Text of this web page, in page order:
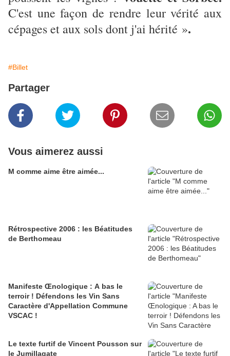
C'est une façon de rendre leur vérité aux
cépages et aux sols dont j'ai hérité ».
#Billet
Partager
Vous aimerez aussi
M comme aime être aimée...
Rétrospective 2006 : les Béatitudes
de Berthomeau
Manifeste Œnologique : A bas le
terroir ! Défendons les Vin Sans
Caractère d'Appellation Commune
VSCAC !
Le texte furtif de Vincent Pousson sur
le Jumillagate